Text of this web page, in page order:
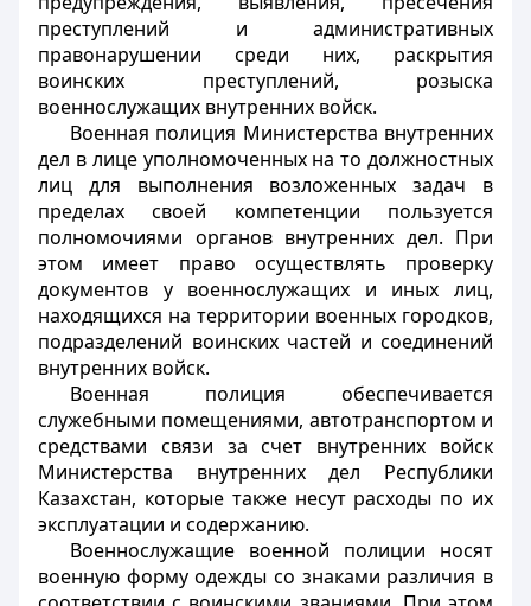
преступлений и административных
правонарушении среди них, раскрытия
воинских преступлений, розыска
военнослужащих внутренних войск.
Военная полиция Министерства внутренних
дел в лице уполномоченных на то должностных
лиц для выполнения возложенных задач в
пределах своей компетенции пользуется
полномочиями органов внутренних дел. При
этом имеет право осуществлять проверку
документов у военнослужащих и иных лиц,
находящихся на территории военных городков,
подразделений воинских частей и соединений
внутренних войск.
Военная полиция обеспечивается
служебными помещениями, автотранспортом и
средствами связи за счет внутренних войск
Министерства внутренних дел Республики
Казахстан, которые также несут расходы по их
эксплуатации и содержанию.
Военнослужащие военной полиции носят
военную форму одежды со знаками различия в